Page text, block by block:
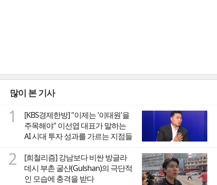
많이 본 기사
1
[KBS경제한방] "이제는 '이태원'을
주목해야" 이선엽 대표가 말하는
AI 시대 투자 성과를 가르는 지점들
2
[희철리즘] 강남보다 비싼 방글라
데시 부촌 굴샨(Gulshan)의 극단적
인 모습에 충격을 받다